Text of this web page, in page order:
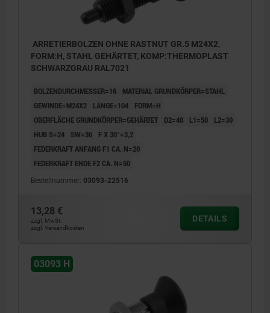
ARRETIERBOLZEN OHNE RASTNUT GR.5 M24X2,
FORM:H, STAHL GEHÄRTET, KOMP:THERMOPLAST
SCHWARZGRAU RAL7021
BOLZENDURCHMESSER=16
MATERIAL GRUNDKÖRPER=STAHL
GEWINDE=M24X2
LÄNGE=104
FORM=H
OBERFLÄCHE GRUNDKÖRPER=GEHÄRTET
D2=40 L1=50
L2=30
HUB S=24
SW=36
F X 30°=3,2
FEDERKRAFT ANFANG F1 CA. N=20
FEDERKRAFT ENDE F2 CA. N=50
Bestellnummer: 03093-22516
13,28 €
zzgl. MwSt.
zzgl. Versandkosten
DETAILS
03093 H